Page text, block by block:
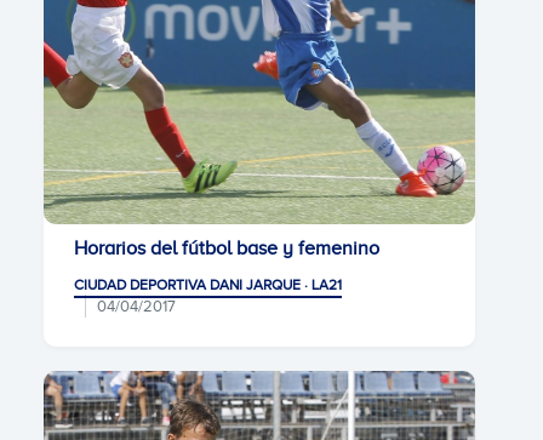
Horarios del fútbol base y femenino
CIUDAD DEPORTIVA DANI JARQUE · LA21
04/04/2017